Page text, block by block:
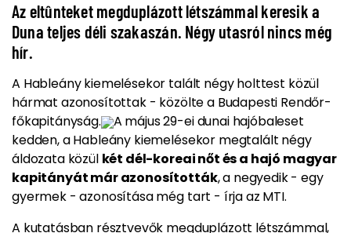
Az eltûnteket megduplázott létszámmal keresik a
Duna teljes déli szakaszán. Négy utasról nincs még
hír.
A Hableány kiemelésekor talált négy holttest közül
hármat azonosítottak- közölte a Budapesti Rendőr-
főkapitányság.
A május 29-ei dunai hajóbaleset
kedden, aHableány kiemelésekor megtalált négy
áldozata közül két dél-koreai nőt és a hajó magyar
kapitányát már azonosították, a negyedik - egy
gyermek - azonosítása még tart - írja az MTI.
A kutatásban résztvevők megduplázott létszámmal,